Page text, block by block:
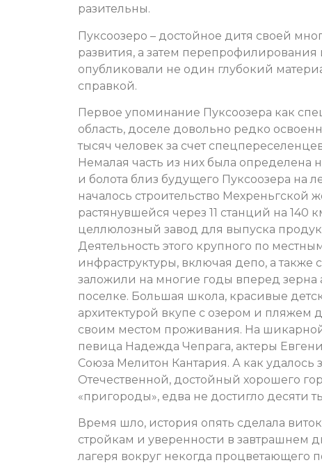
разительны.
Пуксоозеро – достойное дитя своей
развития, а затем
опубликовали не один глубокий
справкой.
Первое упоминание Пуксоозера как
область, доселе довольно редко
тысяч человек за счет
Немалая часть из них была определена
и болота близ будущего Пуксоозера на
началось строительство Мехреньгской
растянувшейся через 11 станций на 140
целлюлозный завод для выпуска
Деятельность этого крупного по
инфраструктуры, включая депо, а
заложили на многие годы вперед
поселке. Большая школа, красивые
архитектурой вкупе с озером и пляжем
своим местом проживания. На
певица Надежда Чепрага, актеры
Союза Мелитон Кантария. А как
Отечественной, достойный хорошего
«пригороды», едва не достигло десяти
Время шло, история опять сделала
стройкам и уверенности в завтрашнем
лагеря вокруг некогда процветающего